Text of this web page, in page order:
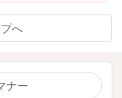
プへ
ナー